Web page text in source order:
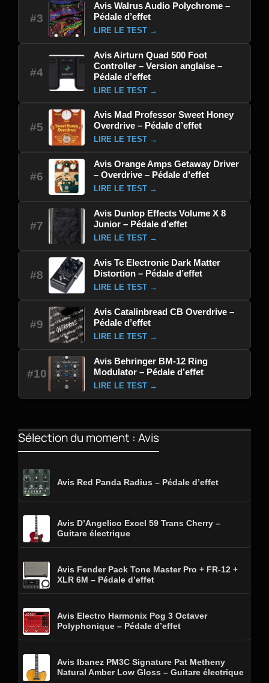
#3
Avis Walrus Audio Polychrome –
Pédale d’effet
LIRE LE TEST →
#4
Avis Airturn Quad 500 Foot
Controller – Version anglaise –
Pédale d’effet
LIRE LE TEST →
#5
Avis Mad Professor Sweet Honey
Overdrive – Pédale d’effet
LIRE LE TEST →
#6
Avis Orange Amps Getaway Driver
– Overdrive – Pédale d’effet
LIRE LE TEST →
#7
Avis Dunlop Effects Volume X 8
Junior – Pédale d’effet
LIRE LE TEST →
#8
Avis Tc Electronic Dark Matter
Distortion – Pédale d’effet
LIRE LE TEST →
#9
Avis Catalinbread CB Overdrive –
Pédale d’effet
LIRE LE TEST →
#10
Avis Behringer BM-12 Ring
Modulator – Pédale d’effet
LIRE LE TEST →
Sélection du moment : Avis
Avis Red Panda Radius – Pédale d’effet
Avis D’Angelico Excel 59 Trans Cherry –
Guitare électrique
Avis Fender Pack Tone Master Pro + FR-12 +
XLR 6M – Pédale d’effet
Avis Electro Harmonix Pog 3 Octaver
Polyphonique – Pédale d’effet
Avis Ibanez PM3C Signature Pat Metheny
Natural Amber Low Gloss – Guitare électrique